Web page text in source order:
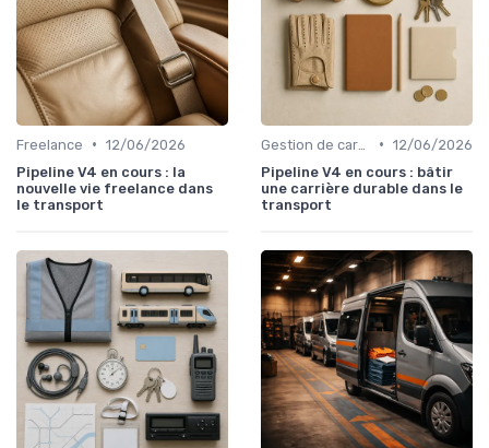
Freelance • 12/06/2026
Pipeline V4 en cours : la
nouvelle vie freelance dans
le transport
• 12/06/2026
Pipeline V4 en cours : bâtir
une carrière durable dans le
transport